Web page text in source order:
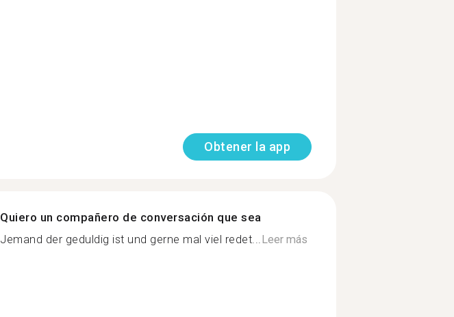
Obtener la app
Quiero un compañero de conversación que sea
Jemand der geduldig ist und gerne mal viel redet...Leer más